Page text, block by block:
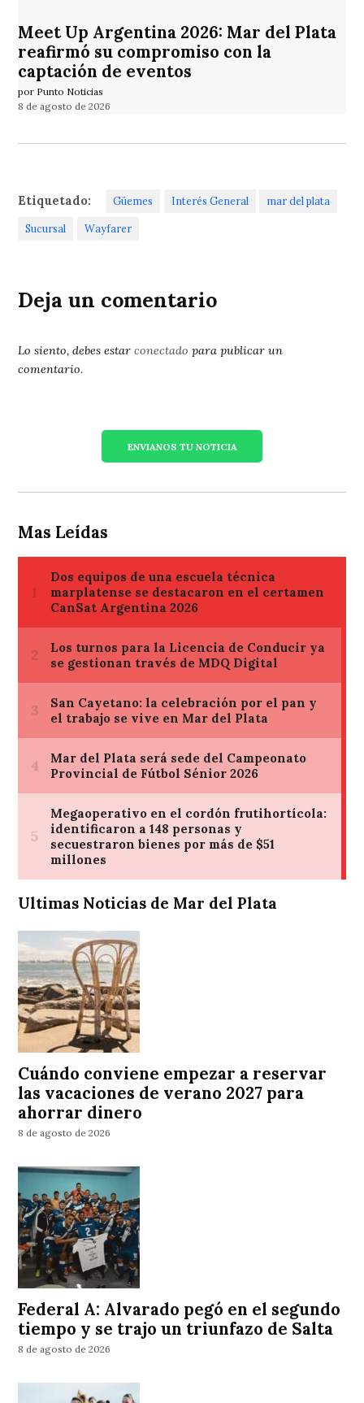
Meet Up Argentina 2026: Mar del Plata
reafirmó su compromiso con la
captación de eventos
por Punto Noticias
8 de agosto de 2026
Etiquetado: Güemes Interés General mar del plata
Sucursal Wayfarer
Deja un comentario
Lo siento, debes estarconectado para publicar un
comentario.
ENVIANOS TU NOTICIA
Mas Leídas
Ultimas Noticias de Mar del Plata
Cuándo conviene empezar a reservar
las vacaciones de verano 2027 para
ahorrar dinero
8 de agosto de 2026
Federal A: Alvarado pegó en el segundo
tiempo y se trajo un triunfazo de Salta
8 de agosto de 2026